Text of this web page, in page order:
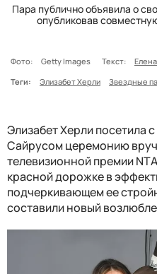
Пара публично объявила о
опубликовав
Фото: Getty Images Текст:
Теги:
Элизабет Херли Звездные
Элизабет Херли посетила
Сайрусом церемонию
телевизионной премии
красной дорожке в
подчеркивающем ее
составили новый